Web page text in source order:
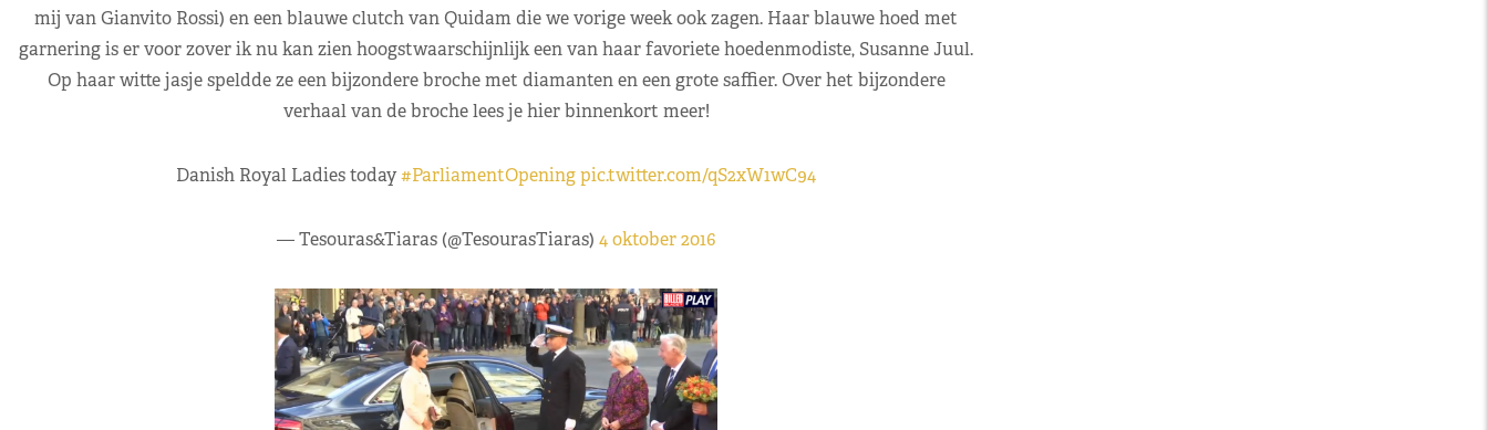
mij van Gianvito Rossi) en een blauwe clutch van Quidam die we vorige week ook zagen. Haar blauwe hoed met
garnering is er voor zover ik nu kan zien hoogstwaarschijnlijk een van haar favoriete hoedenmodiste, Susanne Juul.
Op haar witte jasje speldde ze een bijzondere broche met diamanten en een grote saffier. Over het bijzondere
verhaal van de broche lees je hier binnenkort meer!
Danish Royal Ladies today#ParliamentOpeningpic.twitter.com/qS2xW1wC94
— Tesouras&Tiaras (@TesourasTiaras) 4 oktober 2016